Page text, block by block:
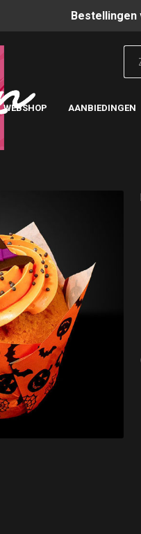
Bestellingen
WEBSHOP AANBIEDINGEN